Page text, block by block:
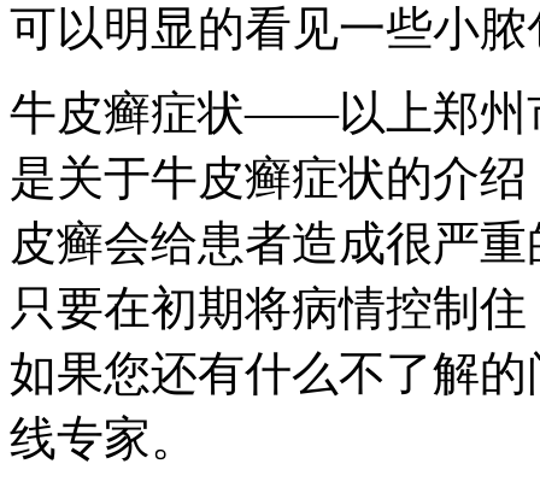
可以明显的看见一些小
牛皮癣症状——以上郑州
是关于牛皮癣症状的介
皮癣会给患者造成很严
只要在初期将病情控制
如果您还有什么不了解
线专家。